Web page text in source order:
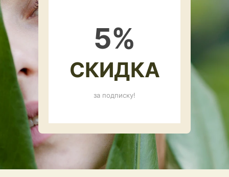
5%
СКИДКА
за подписку!